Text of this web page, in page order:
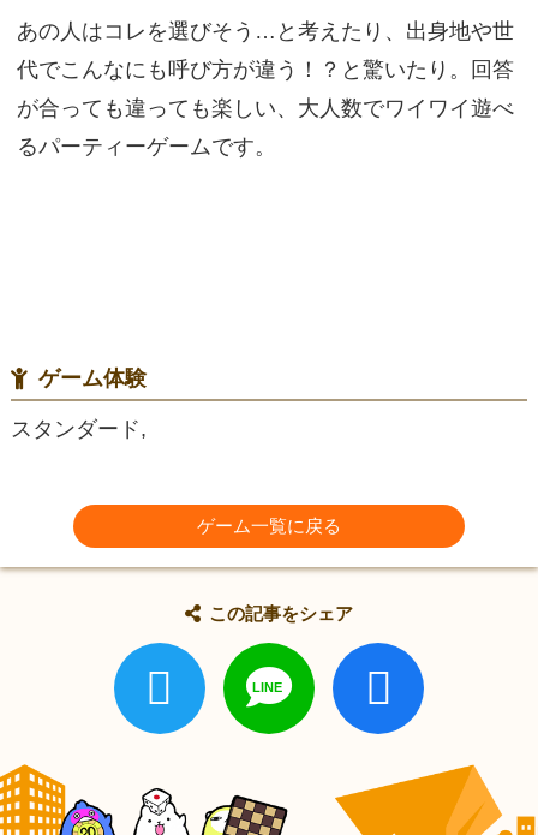
あの人はコレを選びそう…と考えたり、出身地や世
代でこんなにも呼び方が違う！？と驚いたり。回答
が合っても違っても楽しい、大人数でワイワイ遊べ
るパーティーゲームです。
ゲーム体験
スタンダード,
ゲーム一覧に戻る
この記事をシェア